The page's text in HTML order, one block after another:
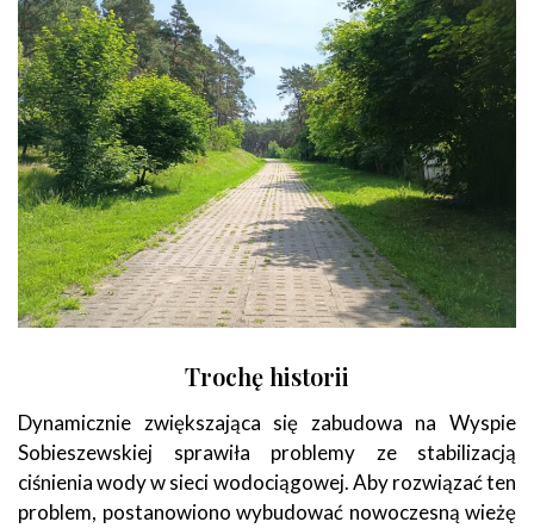
Trochę historii
Dynamicznie zwiększająca się zabudowa na Wyspie
Sobieszewskiej sprawiła problemy ze stabilizacją
ciśnienia wody w sieci wodociągowej. Aby rozwiązać ten
problem, postanowiono wybudować nowoczesną wieżę